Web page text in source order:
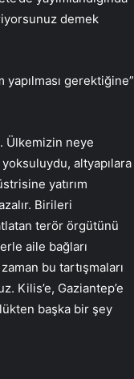
demek
yapılması gerektiğine”
Ülkemizin neye
altyapılara
yatırım
Birileri
terör örgütünü
aile bağları
bu tartışmaları
Kilis’e, Gaziantep’e
başka bir şey